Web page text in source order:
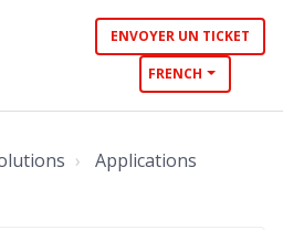
ENVOYER UN TICKET
FRENCH
Applications